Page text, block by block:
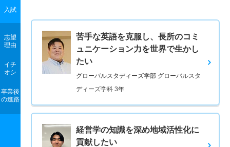
入試
志望
理由
イチ
オシ
卒業後
の進路
苦手な英語を克服し、長所のコミ
ュニケーション力を世界で生かし
たい
グローバルスタディーズ学部 グローバルスタ
ディーズ学科 3年
経営学の知識を深め地域活性化に
貢献したい